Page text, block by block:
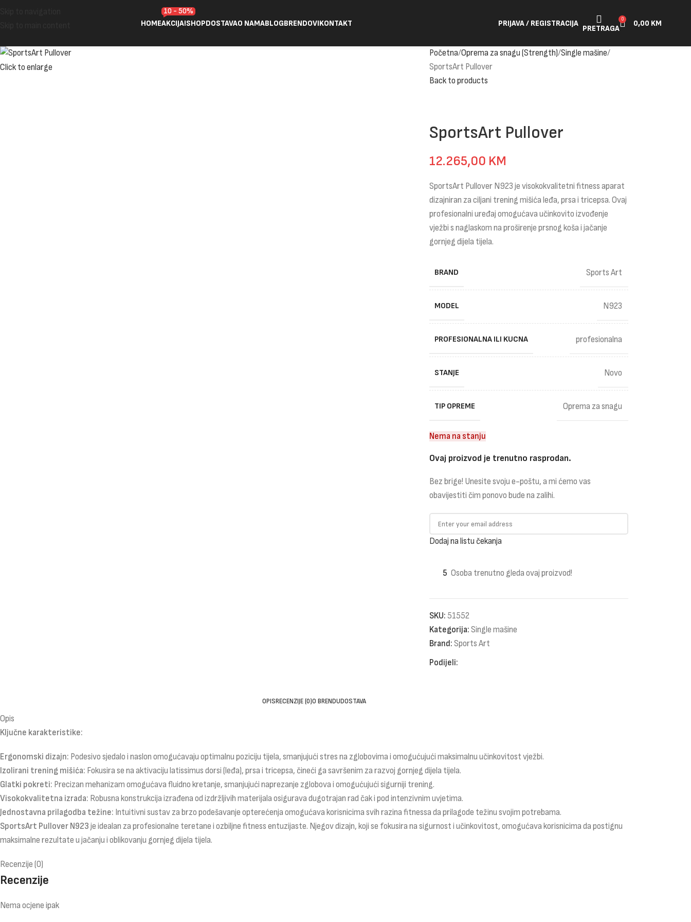
HOMEAKCIJA!
10 - 50%
SHOPDOSTAVAO NAMABLOGBRENDOVIKONTAKT PRIJAVA / REGISTRACIJA
PRETRAGA
0 0,00 KM
Click to enlarge
Početna Oprema za snagu (Strength) Single mašine
SportsArt Pullover
Back to products
SportsArt Pullover
12.265,00 KM
SportsArt Pullover N923 je visokokvalitetni fitness aparat
dizajniran za ciljani trening mišića leđa, prsa i tricepsa. Ovaj
profesionalni uređaj omogućava učinkovito izvođenje
vježbi s naglaskom na proširenje prsnog koša i jačanje
gornjeg dijela tijela.
BRAND Sports Art
MODEL N923
PROFESIONALNA ILI KUCNA profesionalna
STANJE Novo
TIP OPREME Oprema za snagu
Nema na stanju
Ovaj proizvod je trenutno rasprodan.
Bez brige! Unesite svoju e-poštu, a mi ćemo vas
obavijestiti čim ponovo bude na zalihi.
Dodaj na listu čekanja
5 Osoba trenutno gleda ovaj proizvod!
SKU: 51552
Kategorija: Single mašine
Brand: Sports Art
Podijeli:
OPISRECENZIJE (0)O BRENDUDOSTAVA
Opis
Ključne karakteristike:
Ergonomski dizajn: Podesivo sjedalo i naslon omogućavaju optimalnu poziciju tijela, smanjujući stres na zglobovima i omogućujući maksimalnu učinkovitost vježbi.
Izolirani trening mišića: Fokusira se na aktivaciju latissimus dorsi (leđa), prsa i tricepsa, čineći ga savršenim za razvoj gornjeg dijela tijela.
Glatki pokreti: Precizan mehanizam omogućava fluidno kretanje, smanjujući naprezanje zglobova i omogućujući sigurniji trening.
Visokokvalitetna izrada: Robusna konstrukcija izrađena od izdržljivih materijala osigurava dugotrajan rad čak i pod intenzivnim uvjetima.
Jednostavna prilagodba težine: Intuitivni sustav za brzo podešavanje opterećenja omogućava korisnicima svih razina fitnessa da prilagode težinu svojim potrebama.
SportsArt Pullover N923 je idealan za profesionalne teretane i ozbiljne fitness entuzijaste. Njegov dizajn, koji se fokusira na sigurnost i učinkovitost, omogućava korisnicima da postignu
maksimalne rezultate u jačanju i oblikovanju gornjeg dijela tijela.
Recenzije (0)
Recenzije
Nema ocjene ipak